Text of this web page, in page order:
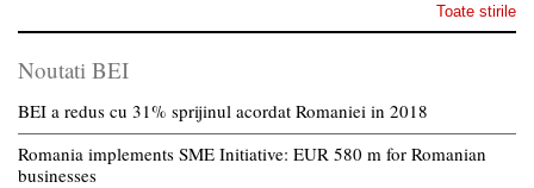
Toate stirile
Noutati BEI
BEI a redus cu 31% sprijinul acordat Romaniei in 2018
Romania implements SME Initiative: EUR 580 m for Romanian
businesses